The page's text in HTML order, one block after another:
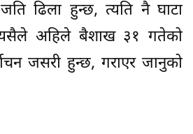
ढिला हुन्छ, त्यति नै घाटा
अहिले बैशाख ३१ गतेको
जसरी हुन्छ, गराएर जानुको